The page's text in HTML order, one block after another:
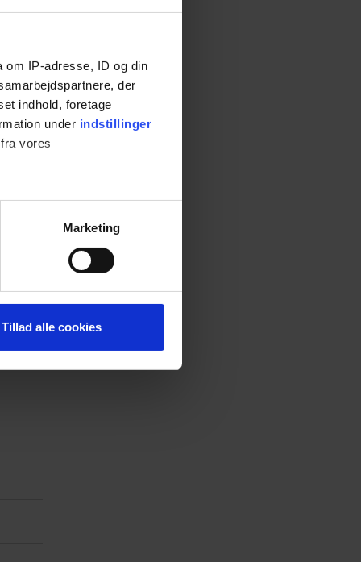
om IP-adresse, ID og din
der
indhold, foretage
under indstillinger
vores
for sociale medier,
Marketing
Tillad alle cookies
sine
andre
at